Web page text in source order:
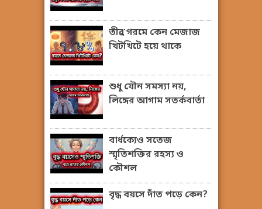
তীব্র গরমে কেন মেজাজ
খিটখিটে হয়ে থাকে
শুধু যৌন সমস্যা নয়,
লিঙ্গের আগাম সতর্কবার্তা
বার্ধক্যেও সতেজ
স্মৃতিশক্তির রহস্য ও
কৌশল
বৃদ্ধ বয়সে দাঁত পড়ে কেন?